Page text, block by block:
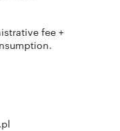
fee +